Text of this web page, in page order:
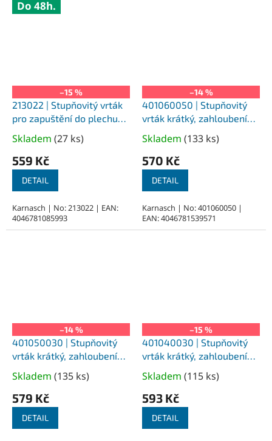
Do 48h.
–15 %
213022 | Stupňovitý vrták
pro zapuštění do plechu
Průměrné
hodnocení
produktu
5,0
z
5
hvězdiček.
Skladem (27 ks)
559 Kč
DETAIL
Karnasch | No: 213022 | EAN:
4046781085993
–14 %
401060050 | Stupňovitý
vrták krátký, zahloubení
Průměrné
hodnocení
produktu
5,0
z
5
hvězdiček.
Skladem (133 ks)
570 Kč
DETAIL
Karnasch | No: 401060050 |
EAN: 4046781539571
–14 %
401050030 | Stupňovitý
vrták krátký, zahloubení
180°, pro přechodnou díru,
pro závit M3
Průměrné
hodnocení
produktu
5,0
Skladem (135 ks)
579 Kč
DETAIL
–15 %
401040030 | Stupňovitý
vrták krátký, zahloubení
90°, pro přechodnou díru,
pro závit M3
Průměrné
hodnocení
produktu
5,0
Skladem (115 ks)
593 Kč
DETAIL